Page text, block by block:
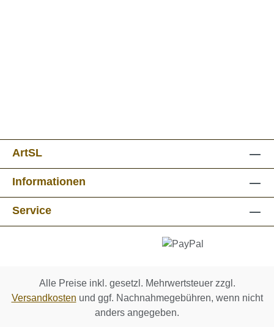
ArtSL
Informationen
Service
Alle Preise inkl. gesetzl. Mehrwertsteuer zzgl.
Versandkosten und ggf. Nachnahmegebühren, wenn nicht
anders angegeben.